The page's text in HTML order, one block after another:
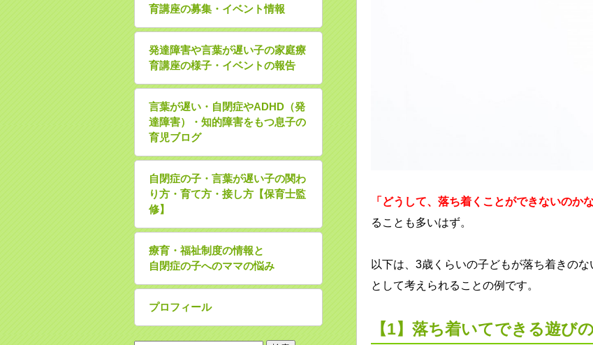
「どうして、落ち着くことができないのか
ることも多いはず。
以下は、3歳くらいの子どもが落ち着きの
として考えられることの例です。
【1】落ち着いてできる遊び
育講座の募集・イベント情報
発達障害や言葉が遅い子の家庭療
育講座の様子・イベントの報告
言葉が遅い・自閉症やADHD（発
達障害）・知的障害をもつ息子の
育児ブログ
自閉症の子・言葉が遅い子の関わ
り方・育て方・接し方【保育士監
修】
療育・福祉制度の情報と
自閉症の子へのママの悩み
プロフィール